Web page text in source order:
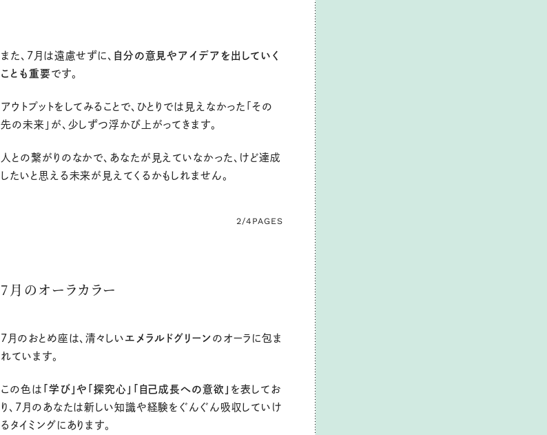
また、7月は遠慮せずに、 自分の意見やアイデアを出していく
ことも重要 です。
アウトプットをしてみることで、ひとりでは見えなかった「その
先の未来」が、少しずつ浮かび上がってきます。
人との繋がりのなかで、あなたが見えていなかった、けど達成
したいと思える未来が見えてくるかもしれません。
2/4 PAGES
7月のオーラカラー
7 月のおとめ座は、清々しい エメラルドグリーン のオーラに包ま
れています。
この色は 「学び」や「探究心」「自己成長への意欲」 を表してお
り、7月のあなたは新しい知識や経験をぐんぐん吸収していけ
るタイミングにあります。